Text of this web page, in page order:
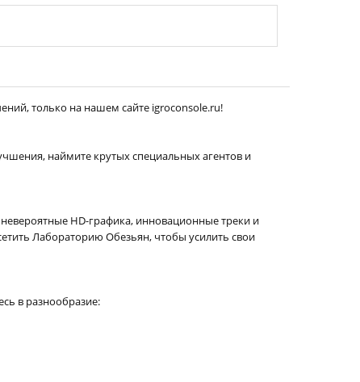
только на нашем сайте igroconsole.ru!
наймите крутых специальных агентов и
HD-графика, инновационные треки и
Лабораторию Обезьян, чтобы усилить свои
в разнообразие: